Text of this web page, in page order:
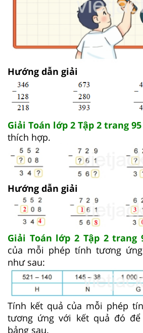
Hướng dẫn giải
Giải Toán lớp 2 Tập 2 trang
thích hợp.
Hướng dẫn giải
Giải Toán lớp 2 Tập 2 trang
của mỗi phép tính tương
như sau:
Tính kết quả của mỗi phép
tương ứng với kết quả đó
bảng sau.